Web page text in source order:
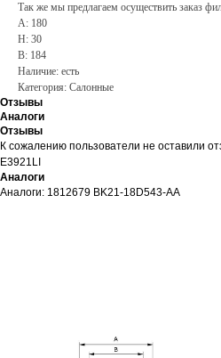
Так же мы предлагаем осуществить заказ
A: 180
H: 30
B: 184
Наличие: есть
Категория: Салонные
Отзывы
Аналоги
Отзывы
К сожалению пользователи не оставили
E3921LI
Аналоги
Аналоги: 1812679 BK21-18D543-AA